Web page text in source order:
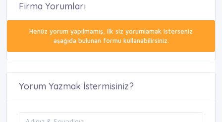
Firma Yorumları
Henüz yorum yapılmamış, ilk siz yorumlamak isterseniz
aşağıda bulunan formu kullanabilirsiniz.
Yorum Yazmak İstermisiniz?